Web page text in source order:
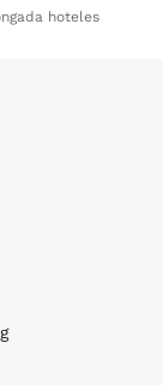
hoteles